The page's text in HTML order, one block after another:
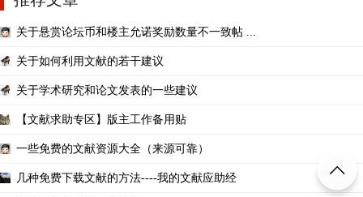
关于悬赏论坛币和楼主允诺奖励数量不一致帖 ...
关于如何利用文献的若干建议
关于学术研究和论文发表的一些建议
【文献求助专区】版主工作备用贴
一些免费的文献资源大全（来源可靠）
几种免费下载文献的方法----我的文献应助经